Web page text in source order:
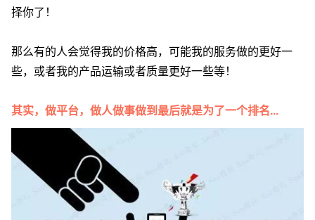
择你了！
那么有的人会觉得我的价格高，可能我的服务做的更好一
些，或者我的产品运输或者质量更好一些等！
其实，做平台，做人做事做到最后就是为了一个排名...